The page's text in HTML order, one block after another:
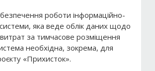
роботи інформаційно-
системи, яка веде облік даних щодо
витрат за тимчасове розміщення
необхідна, зокрема, для
«Прихисток».